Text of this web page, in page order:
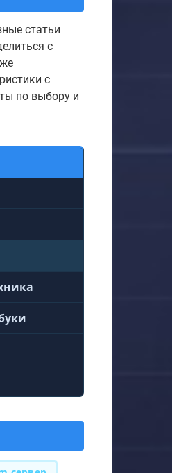
статьи
с
с
по выбору и